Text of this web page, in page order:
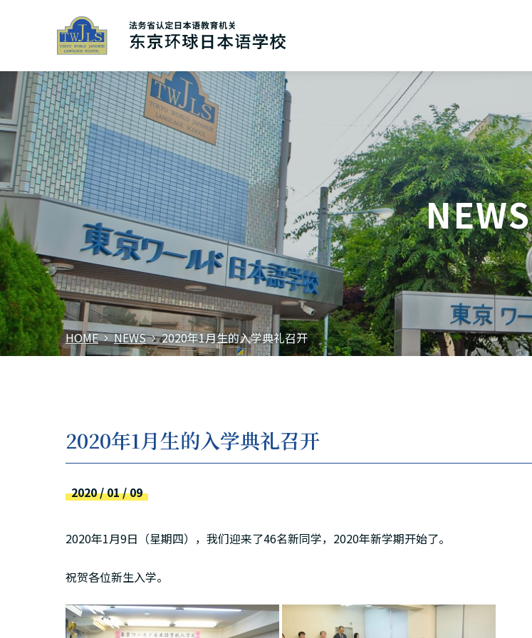
日本語
English
中文（简体）
한국어
Tiếng Việt
NEWS
HOME NEWS 2020年1月生的入学典礼召开
2020年1月生的入学典礼召开
2020 / 01 / 09
2020年1月9日（星期四），我们迎来了46名新同学，2020年新学期开始了。
祝贺各位新生入学。